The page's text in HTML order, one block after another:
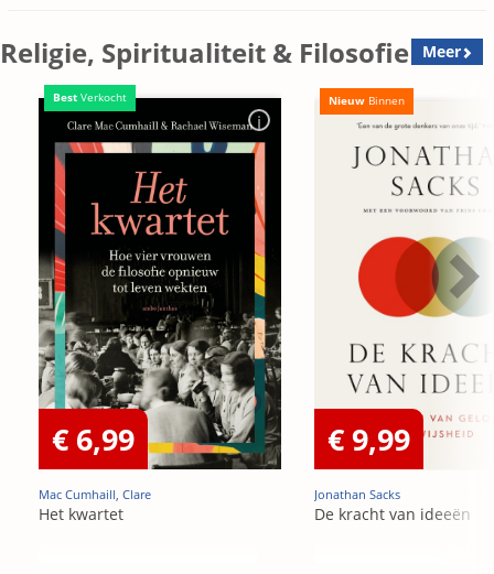
Religie, Spiritualiteit & Filosofie Meer
Best Verkocht
€ 6,99
Mac Cumhaill, Clare
Het kwartet
Nieuw Binnen
€ 9,99
Jonathan Sacks
De kracht van ideeën